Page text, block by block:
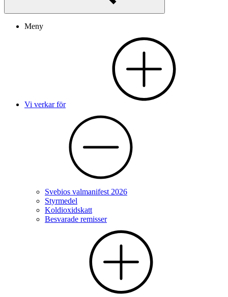
Meny
Vi verkar för
Svebios valmanifest 2026
Styrmedel
Koldioxidskatt
Besvarade remisser